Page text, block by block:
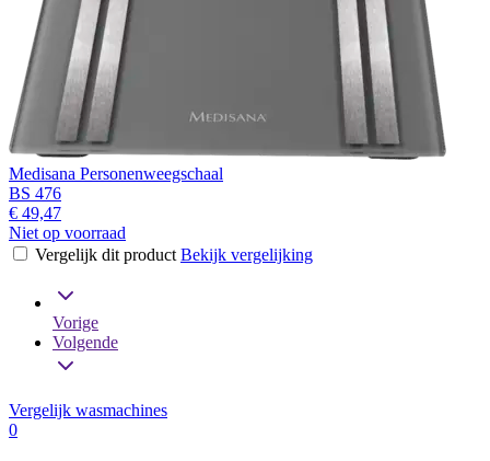
Medisana Personenweegschaal
BS 476
€ 49,47
Niet op voorraad
Vergelijk dit product Bekijk vergelijking
Vorige
Volgende
Vergelijk wasmachines
0